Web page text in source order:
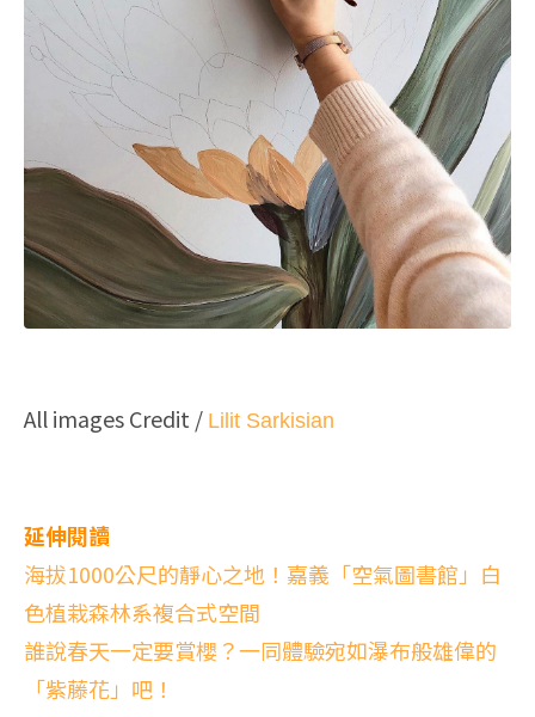
All images Credit / Lilit Sarkisian
延伸閱讀
海拔1000公尺的靜心之地！嘉義「空氣圖書館」白
色植栽森林系複合式空間
誰說春天一定要賞櫻？一同體驗宛如瀑布般雄偉的
「紫藤花」吧！